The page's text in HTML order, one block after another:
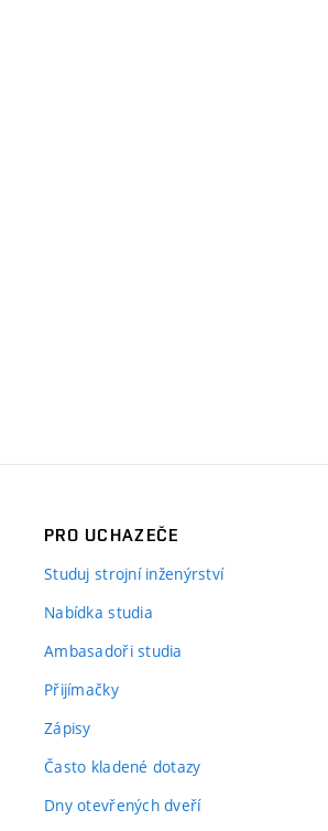
PRO UCHAZEČE
Studuj strojní inženýrství
Nabídka studia
Ambasadoři studia
Přijímačky
Zápisy
Často kladené dotazy
Dny otevřených dveří